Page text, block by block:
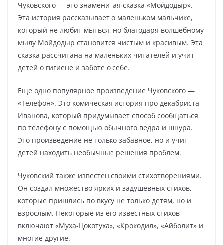
Чуковского — это знаменитая сказка «Мойдодыр».
Эта история рассказывает о маленьком мальчике,
который не любит мыться, но благодаря волшебному
мылу Мойдодыр становится чистым и красивым. Эта
сказка рассчитана на маленьких читателей и учит
детей о гигиене и заботе о себе.
Еще одно популярное произведение Чуковского —
«Телефон». Это комическая история про декабриста
Иванова, который придумывает способ сообщаться
по телефону с помощью обычного ведра и шнура.
Это произведение не только забавное, но и учит
детей находить необычные решения проблем.
Чуковский также известен своими стихотворениями.
Он создал множество ярких и задушевных стихов,
которые пришлись по вкусу не только детям, но и
взрослым. Некоторые из его известных стихов
включают «Муха-Цокотуха», «Крокодил», «Айболит» и
многие другие.